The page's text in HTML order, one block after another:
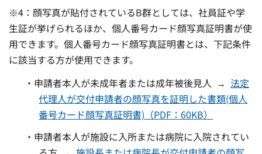
※4：顔写真が貼付されているB群としては、社員証や学
生証が挙げられるほか、個人番号カード顔写真証明書が使
用できます。個人番号カード顔写真証明書とは、下記条件
に該当する方が使用できます。
・申請者本人が未成年者または成年被後見人 →法定
代理人が交付申請者の顔写真を証明した書類(個人
番号カード顔写真証明書)（PDF：60KB）
・申請者本人が施設に入所または病院に入院されてい